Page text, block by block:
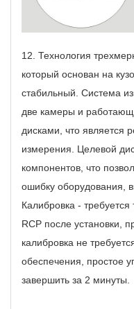
12. Технология
который основан на
стабильный. Система
две камеры и
дисками, что
измерения. Целевой
компонентов, что
ошибку оборудования,
Калибровка - требуется
RCP после установки,
калибровка не
обеспечения, простое
завершить за 2 минуты.